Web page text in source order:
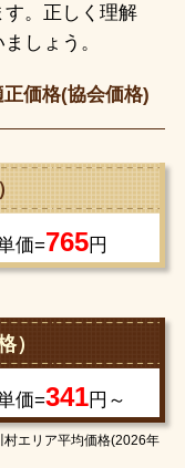
。正しく理解
しょう。
価格(協会価格)
価=765円
）
価=341円～
エリア平均価格(2026年